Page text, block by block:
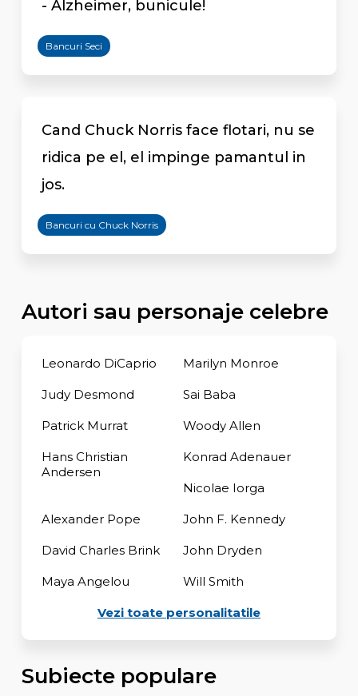
- Alzheimer, bunicule!
Bancuri Seci
Cand Chuck Norris face flotari, nu se
ridica pe el, el impinge pamantul in
jos.
Bancuri cu Chuck Norris
Autori sau personaje celebre
Leonardo DiCaprio Marilyn Monroe
Judy Desmond Sai Baba
Patrick Murrat Woody Allen
Hans Christian
Andersen
Konrad Adenauer
Nicolae Iorga
Alexander Pope John F. Kennedy
David Charles Brink John Dryden
Maya Angelou Will Smith
Vezi toate personalitatile
Subiecte populare